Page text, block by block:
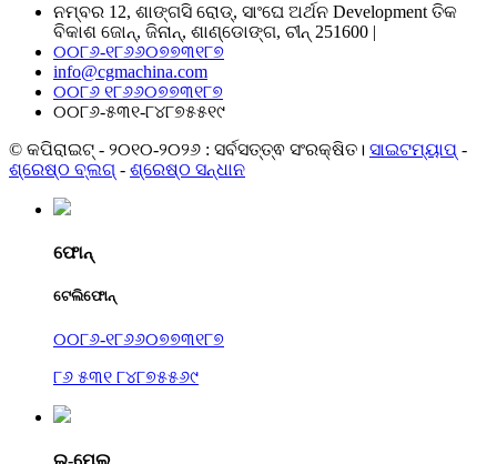
ନମ୍ବର 12, ଶାଙ୍ଗସି ରୋଡ୍, ସାଂଘେ ଅର୍ଥନ Development ତିକ
ବିକାଶ ଜୋନ୍, ଜିନାନ୍, ଶାଣ୍ଡୋଙ୍ଗ, ଚୀନ୍ 251600 |
୦୦୮୬-୧୮୬୬୦୭୭୩୧୮୭
info@cgmachina.com
୦୦୮୬ ୧୮୬୬୦୭୭୩୧୮୭
୦୦୮୬-୫୩୧-୮୪୮୭୫୫୧୯
© କପିରାଇଟ୍ - ୨୦୧୦-୨୦୨୬ : ସର୍ବସତ୍ତ୍ଵ ସଂରକ୍ଷିତ। ସାଇଟମ୍ୟାପ୍ -
ଶ୍ରେଷ୍ଠ ବ୍ଲଗ୍ - ଶ୍ରେଷ୍ଠ ସନ୍ଧାନ
ଫୋନ୍
ଟେଲିଫୋନ୍
୦୦୮୬-୧୮୬୬୦୭୭୩୧୮୭
୮୬ ୫୩୧ ୮୪୮୭୫୫୬୯